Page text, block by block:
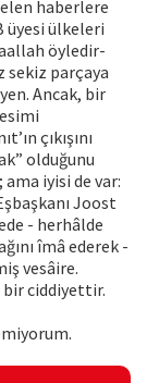
haberlere
üyesi ülkeleri
öyledir-
sekiz parçaya
Ancak, bir
çıkışını
olduğunu
iyisi de var:
Joost
- herhâlde
îmâ ederek -
vesâire.
ciddiyettir.